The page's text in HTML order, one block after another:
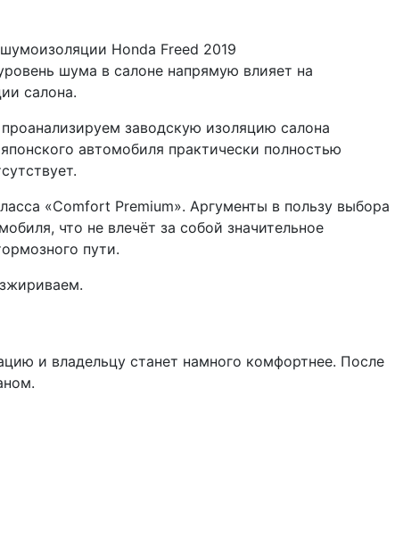
Honda Freed 2019
шума в салоне напрямую влияет на
салона.
заводскую изоляцию салона
автомобиля практически полностью
«Comfort Premium». Аргументы в пользу выбора
что не влечёт за собой значительное
пути.
и владельцу станет намного комфортнее. После